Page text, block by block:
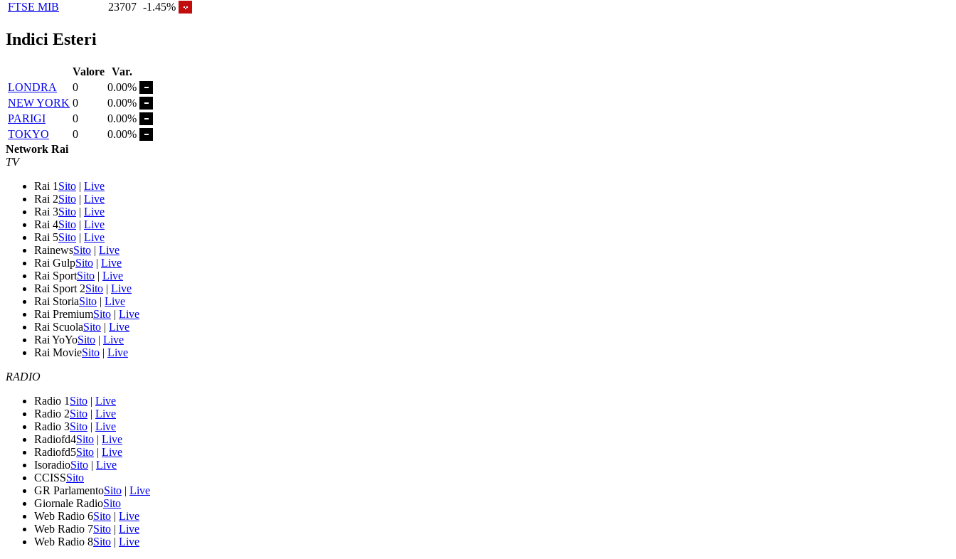
FTSE MIB
23707 -1.45%
Indici Esteri
Valore Var.
LONDRA
0
0.00%
NEW YORK 0
0.00%
PARIGI
0
0.00%
TOKYO
0
0.00%
Network Rai
TV
Rai 1 Sito | Live
Rai 2Sito | Live
Rai 3Sito | Live
Rai 4Sito | Live
Rai 5Sito | Live
RainewsSito | Live
Rai GulpSito | Live
Rai SportSito | Live
Rai Sport 2Sito | Live
Rai StoriaSito | Live
Rai PremiumSito | Live
Rai ScuolaSito | Live
Rai YoYoSito | Live
Rai MovieSito | Live
RADIO
Radio 1 Sito | Live
Radio 2Sito | Live
Radio 3Sito | Live
Radiofd4Sito | Live
Radiofd5Sito | Live
IsoradioSito | Live
CCISSSito
GR ParlamentoSito | Live
Giornale RadioSito
Web Radio 6Sito | Live
Web Radio 7Sito | Live
Web Radio 8Sito | Live